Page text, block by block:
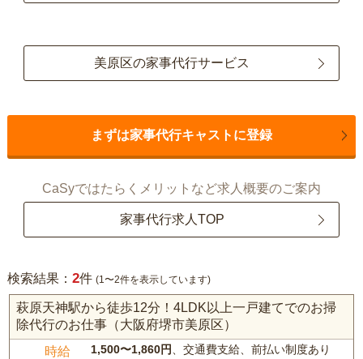
美原区の家事代行サービス
まずは家事代行キャストに登録
CaSyではたらくメリットなど求人概要のご案内
家事代行求人TOP
検索結果： 2件 (1〜2件を表示しています)
萩原天神駅から徒歩12分！4LDK以上一戸建てでのお掃
除代行のお仕事（大阪府堺市美原区）
時給 1,500〜1,860円 、交通費支給、前払い制度あり